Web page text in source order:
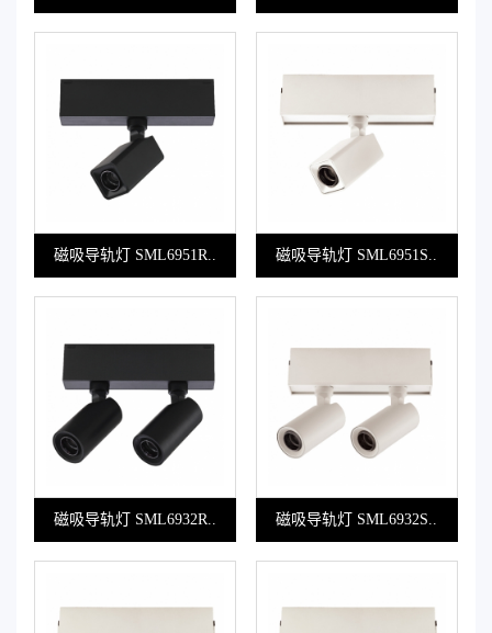
磁吸导轨灯 SML6951R.. 磁吸导轨灯 SML6951S..
磁吸导轨灯 SML6932R.. 磁吸导轨灯 SML6932S..